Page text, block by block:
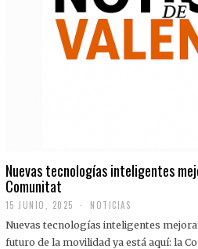
Nuevas tecnologías inteligentes
Comunitat
15 JUNIO, 2025 NOTICIAS
Nuevas tecnologías inteligentes
futuro de la movilidad ya está aquí: la